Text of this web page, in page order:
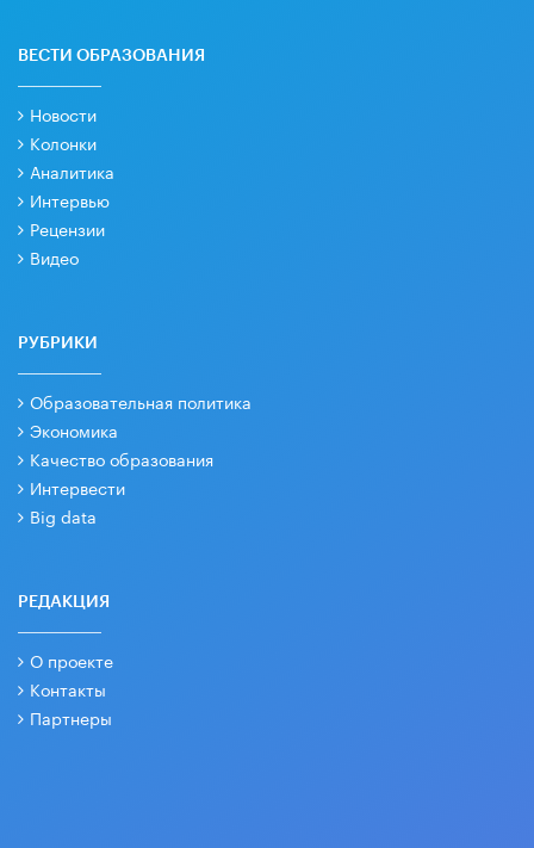
ВЕСТИ ОБРАЗОВАНИЯ
Новости
Колонки
Аналитика
Интервью
Рецензии
Видео
РУБРИКИ
Образовательная политика
Экономика
Качество образования
Интервести
Big data
РЕДАКЦИЯ
О проекте
Контакты
Партнеры